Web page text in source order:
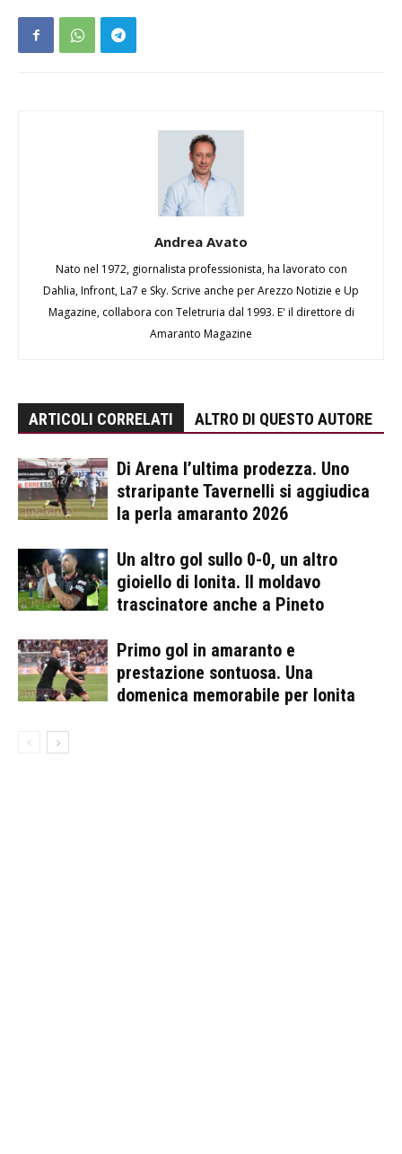
Andrea Avato
Nato nel 1972, giornalista professionista, ha lavorato con
Dahlia, Infront, La7 e Sky. Scrive anche per Arezzo Notizie e Up
Magazine, collabora con Teletruria dal 1993. E' il direttore di
Amaranto Magazine
ARTICOLI CORRELATI ALTRO DI QUESTO AUTORE
Di Arena l’ultima prodezza. Uno
straripante Tavernelli si aggiudica
la perla amaranto 2026
Un altro gol sullo 0-0, un altro
gioiello di Ionita. Il moldavo
trascinatore anche a Pineto
Primo gol in amaranto e
prestazione sontuosa. Una
domenica memorabile per Ionita